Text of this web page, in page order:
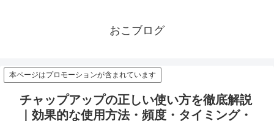
おこブログ
本ページはプロモーションが含まれています
チャップアップの正しい使い方を徹底解説
｜効果的な使用方法・頻度・タイミング・